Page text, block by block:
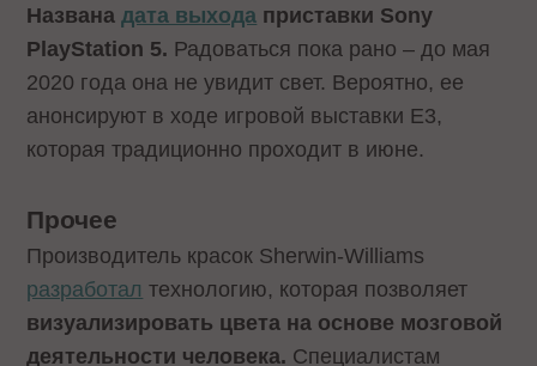
Названадата выхода приставки Sony
PlayStation 5. Радоваться пока рано – до мая
2020 года она не увидит свет. Вероятно, ее
анонсируют в ходе игровой выставки E3,
которая традиционно проходит в июне.
Прочее
Производитель красок Sherwin-Williams
разработал технологию, которая позволяет
визуализировать цвета на основе мозговой
деятельности человека. Специалистам